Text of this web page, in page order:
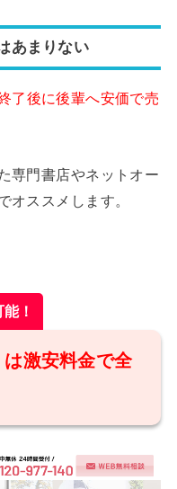
あまりない
了後に後輩へ安価で売
専門書店やネットオー
オススメします。
！
は激安料金で全